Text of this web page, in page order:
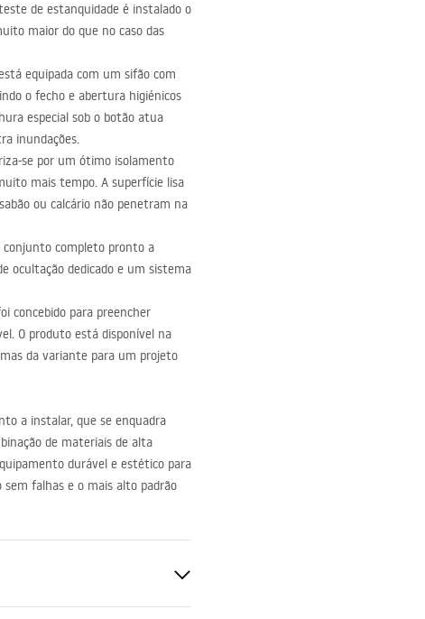
de estanquidade é instalado o
maior do que no caso das
equipada com um sifão com
o fecho e abertura higiénicos
especial sob o botão atua
inundações.
se por um ótimo isolamento
mais tempo. A superfície lisa
ou calcário não penetram na
completo pronto a
ocultação dedicado e um sistema
concebido para preencher
O produto está disponível na
da variante para um projeto
a instalar, que se enquadra
de materiais de alta
durável e estético para
falhas e o mais alto padrão